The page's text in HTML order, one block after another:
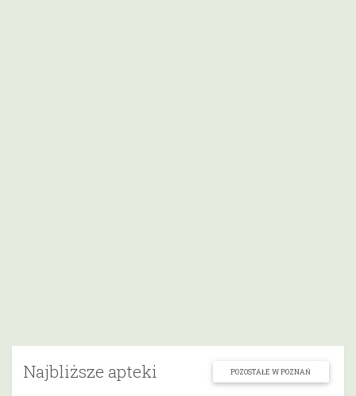
Najbliższe apteki POZOSTAŁE W POZNAŃ